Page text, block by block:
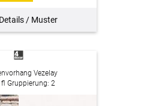
Details / Muster
Vezelay
Gruppierung: 2